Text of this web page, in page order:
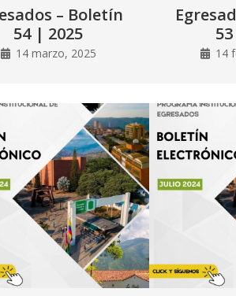
– Boletín
54 | 2025
14 marzo, 2025 14